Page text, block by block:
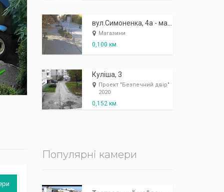
Магазини
0,100 км.
Куліша, 3
Проект "Безпечний двір"
2020
0,152 км.
Популярні камери